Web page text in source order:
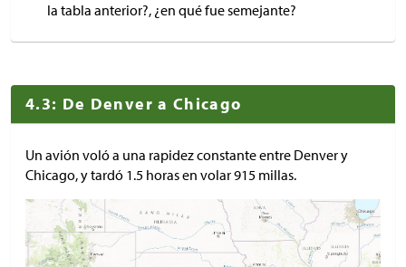
la tabla anterior?, ¿en qué fue semejante?
4.3: De Denver a Chicago
Un avión voló a una rapidez constante entre Denver y
Chicago, y tardó 1.5 horas en volar 915 millas.